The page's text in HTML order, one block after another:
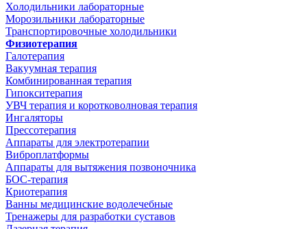
Холодильники лабораторные
Морозильники лабораторные
Транспортировочные холодильники
Физиотерапия
Галотерапия
Вакуумная терапия
Комбинированная терапия
Гипокситерапия
УВЧ терапия и коротковолновая терапия
Ингаляторы
Прессотерапия
Аппараты для электротерапии
Виброплатформы
Аппараты для вытяжения позвоночника
БОС-терапия
Криотерапия
Ванны медицинские водолечебные
Тренажеры для разработки суставов